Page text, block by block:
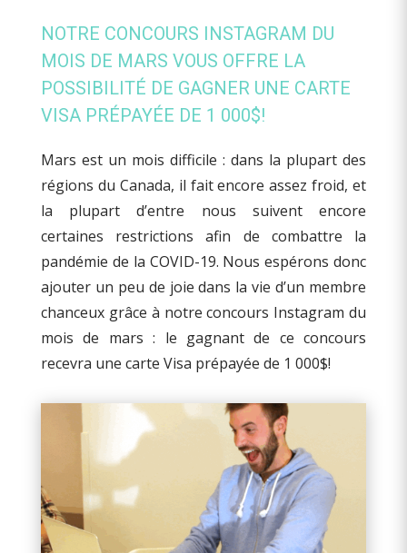
NOTRE CONCOURS INSTAGRAM DU
MOIS DE MARS VOUS OFFRE LA
POSSIBILITÉ DE GAGNER UNE CARTE
VISA PRÉPAYÉE DE 1 000$!
Mars est un mois difficile : dans la plupart des
régions du Canada, il fait encore assez froid, et
la plupart d’entre nous suivent encore
certaines restrictions afin de combattre la
pandémie de la COVID-19. Nous espérons donc
ajouter un peu de joie dans la vie d’un membre
chanceux grâce à notre concours Instagram du
mois de mars : le gagnant de ce concours
recevra une carte Visa prépayée de 1 000$!